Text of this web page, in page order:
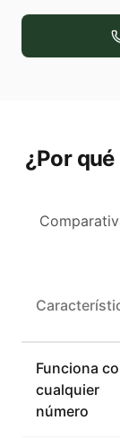
¿Por
Funciona
cualquier
número